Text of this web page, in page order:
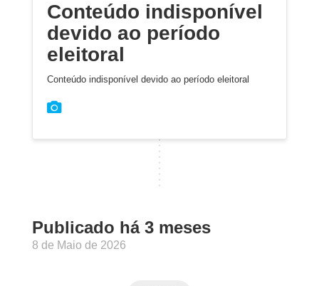
Conteúdo indisponível
devido ao período
eleitoral
Conteúdo indisponível devido ao período eleitoral
Publicado há 3 meses
8 de Maio de 2026